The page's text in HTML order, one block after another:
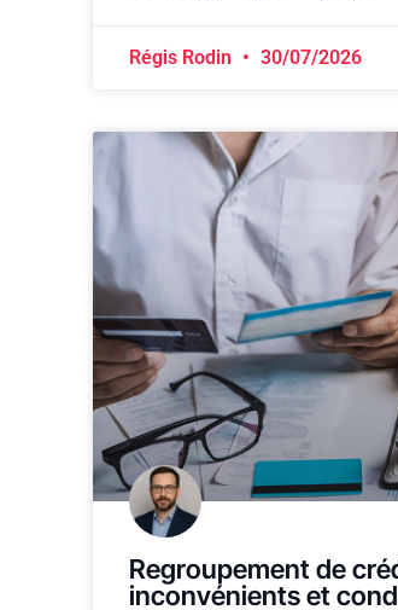
Régis Rodin 30/07/2026
Regroupement de
inconvénients et